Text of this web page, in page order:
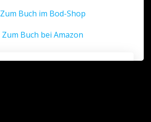
Zum Buch im Bod-Shop
Zum Buch bei Amazon